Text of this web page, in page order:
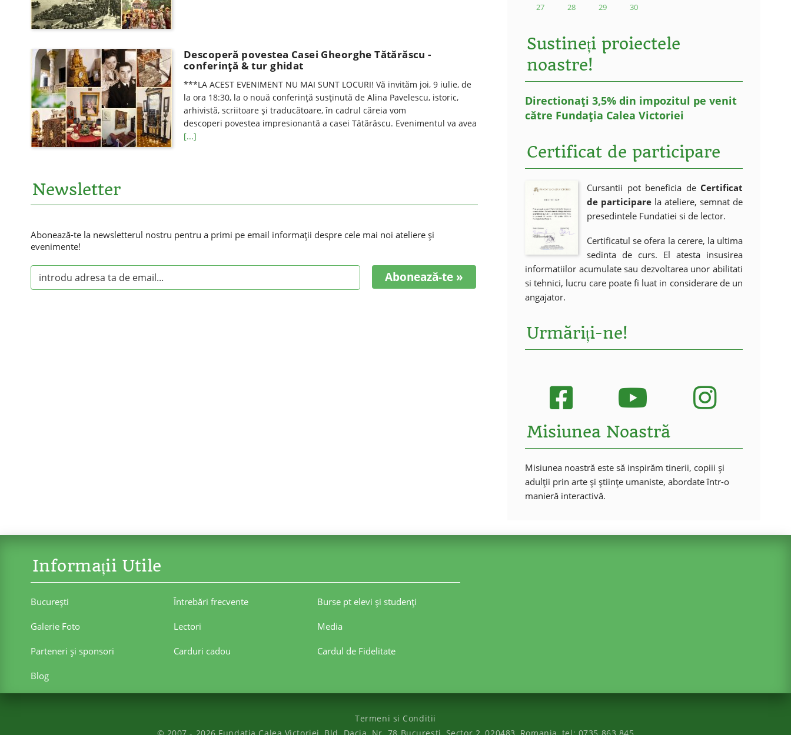
Descoperă povestea Casei Gheorghe Tătărăscu -
conferință & tur ghidat
***LA ACEST EVENIMENT NU MAI SUNT LOCURI! Vă invităm joi, 9 iulie, de
la ora 18:30, la o nouă conferinţă susţinută de Alina Pavelescu, istoric,
arhivistă, scriitoare şi traducătoare, în cadrul căreia vom
descoperi povestea impresionantă a casei Tătărăscu. Evenimentul va avea
[...]
Newsletter
Abonează-te la newsletterul nostru pentru a primi pe email informaţii despre cele mai noi ateliere şi
evenimente!
Abonează-te »
27
28 29 30
Sustineți proiectele
noastre!
Directionați 3,5% din impozitul pe venit
către Fundația Calea Victoriei
Certificat de participare
Cursantii pot beneficia de Certificat
de participare la ateliere, semnat de
presedintele Fundatiei si de lector.
Certificatul se ofera la cerere, la ultima
sedinta de curs. El atesta insusirea
informatiilor acumulate sau dezvoltarea unor abilitati
si tehnici, lucru care poate fi luat in considerare de un
angajator.
Urmăriți-ne!
Misiunea Noastră
Misiunea noastră este să inspirăm tinerii, copiii și
adulții prin arte și științe umaniste, abordate într-o
manieră interactivă.
Informații Utile
Bucureşti Întrebări frecvente Burse pt elevi şi studenţi
Galerie Foto Lectori Media
Parteneri şi sponsori Carduri cadou Cardul de Fidelitate
Blog
Termeni si Conditii